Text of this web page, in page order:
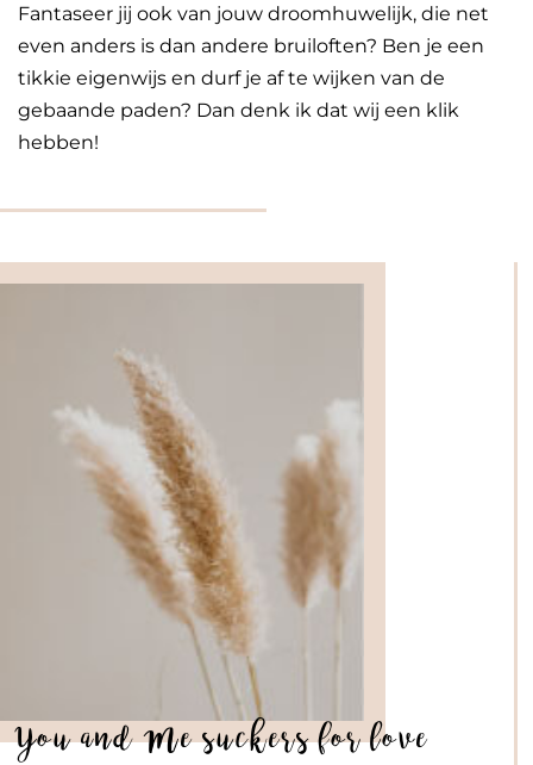
Fantaseer jij ook van jouw droomhuwelijk, die net
even anders is dan andere bruiloften? Ben je een
tikkie eigenwijs en durf je af te wijken van de
gebaande paden? Dan denk ik dat wij een klik
hebben!
You and Me suckers for love